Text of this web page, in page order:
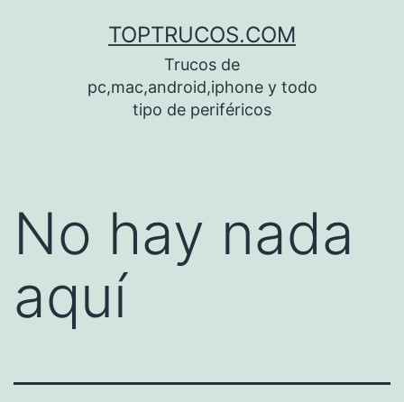
TOPTRUCOS.COM
Trucos de
pc,mac,android,iphone y todo
tipo de periféricos
No hay nada
aquí